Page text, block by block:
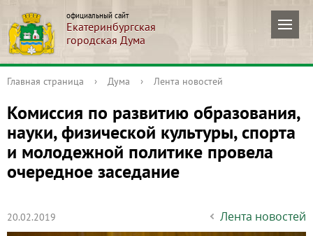
официальный сайт
Екатеринбургская
городская Дума
Главная страница › Дума › Лента новостей
Комиссия по развитию образования,
науки, физической культуры, спорта
и молодежной политике провела
очередное заседание
20.02.2019 Лента новостей